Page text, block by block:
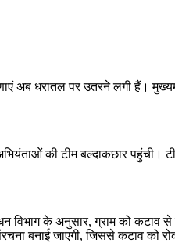
अब धरातल पर उतरने लगी हैं।
की टीम बल्दाकछार पहुंची। टीम
के अनुसार, ग्राम को कटाव
बनाई जाएगी, जिससे कटाव को